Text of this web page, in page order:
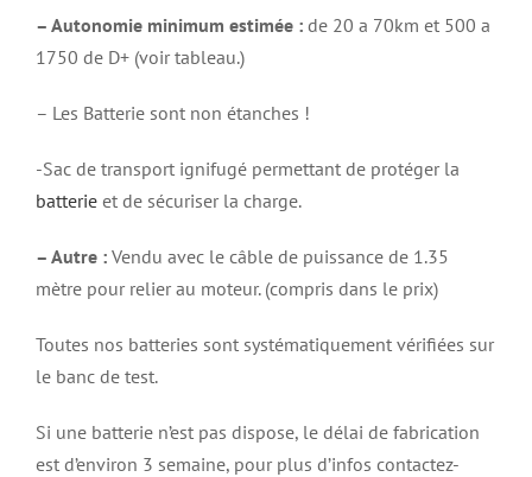
– Autonomie minimum estimée :de 20 a 70km et 500 a
1750 de D+ (voir tableau.)
– Les Batterie sont non étanches !
-Sac de transport ignifugé permettant de protéger la
batterieet de sécuriser la charge.
– Autre : Vendu avec le câble de puissance de 1.35
mètre pour relier au moteur. (compris dans le prix)
Toutes nos batteries sont systématiquement vérifiées sur
le banc de test.
Si une batterie n’est pas dispose, le délai de fabrication
est d’environ 3 semaine, pour plus d’infos contactez-